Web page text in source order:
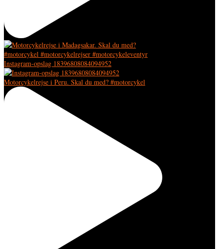
Instagram-opslag 18396808084094952
Motorcykelrejse i Peru. Skal du med? #motorcykel